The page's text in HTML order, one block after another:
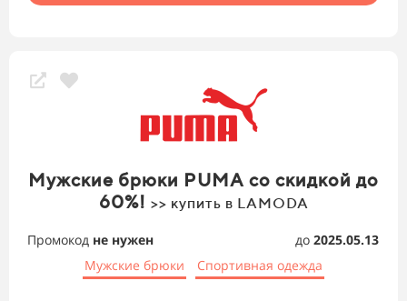
Мужские брюки PUMA со скидкой до
60%! >> купить в LAMODA
Промокод не нужен до 2025.05.13
Мужские брюки
Спортивная одежда